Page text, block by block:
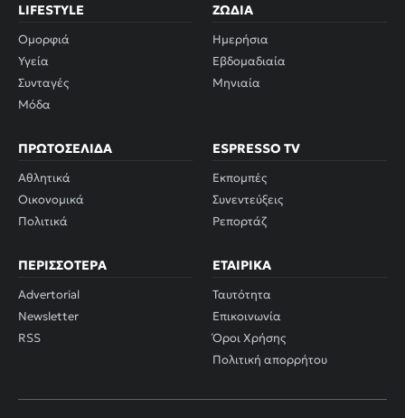
LIFESTYLE
Ομορφιά
Υγεία
Συνταγές
Μόδα
ΖΏΔΙΑ
Ημερήσια
Εβδομαδιαία
Μηνιαία
ΠΡΩΤΟΣΈΛΙΔΑ
Αθλητικά
Οικονομικά
Πολιτικά
ESPRESSO TV
Εκπομπές
Συνεντεύξεις
Ρεπορτάζ
ΠΕΡΙΣΣΌΤΕΡΑ
Advertorial
Newsletter
RSS
ΕΤΑΙΡΙΚΆ
Ταυτότητα
Επικοινωνία
Όροι Χρήσης
Πολιτική απορρήτου